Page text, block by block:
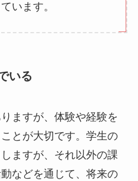
います。
いる
ますが、体験や経験を
とが大切です。学生の
ますが、それ以外の課
などを通じて、将来の